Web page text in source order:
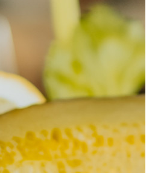
BOUTIQUE